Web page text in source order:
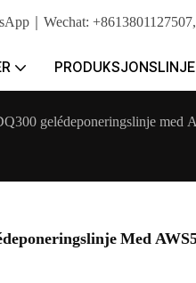
｜Wechat:
gelédeponeringslinje med
Med